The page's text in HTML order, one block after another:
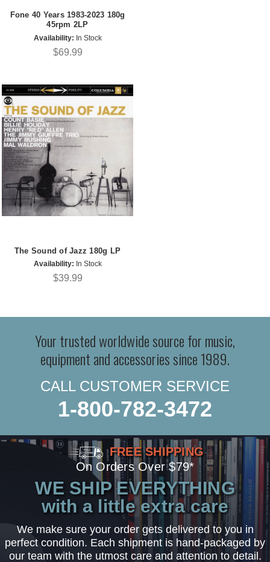
Fone 40 Years 1983-2023 180g
45rpm 2LP
Availability: In Stock
$69.99
The Sound of Jazz 180g LP
Availability: In Stock
$39.99
Your trusted worldwide source for music,
equipment and accessories since 1989.
CALL CUSTOMER SERVICE
1-800-782-3472
FREE SHIPPING
On Orders Over $79*
WE SHIP EVERYTHING
with a little extra care
We make sure your order gets delivered to you in
perfect condition. Each shipment is hand-packaged by
our team with the utmost care and attention to detail.